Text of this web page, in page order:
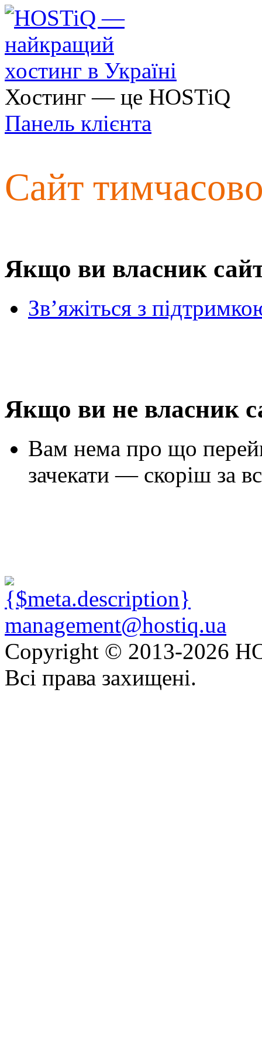
Хостинг — це HOSTiQ
Панель клієнта
Сайт
Якщо ви власник
Зв’яжіться з
Якщо ви не власник
Вам нема про що
зачекати — скоріш за
management@hostiq.ua
Copyright © 2013-2026
Всі права захищені.